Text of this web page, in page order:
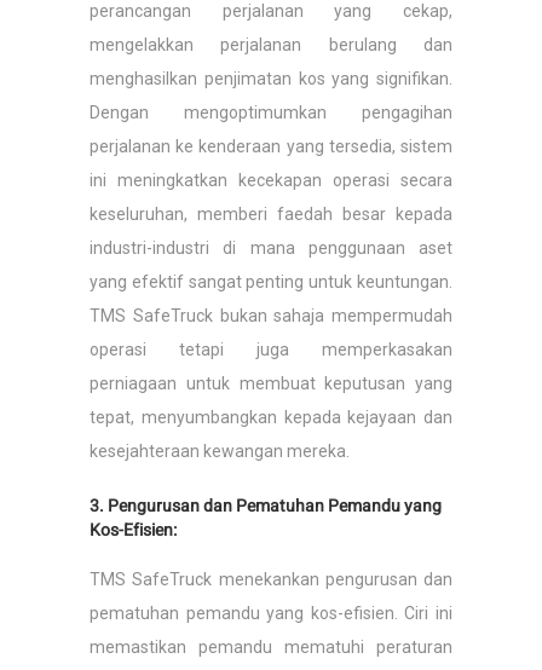
perancangan perjalanan yang cekap,
mengelakkan perjalanan berulang dan
menghasilkan penjimatan kos yang signifikan.
Dengan mengoptimumkan pengagihan
perjalanan ke kenderaan yang tersedia, sistem
ini meningkatkan kecekapan operasi secara
keseluruhan, memberi faedah besar kepada
industri-industri di mana penggunaan aset
yang efektif sangat penting untuk keuntungan.
TMS SafeTruck bukan sahaja mempermudah
operasi tetapi juga memperkasakan
perniagaan untuk membuat keputusan yang
tepat, menyumbangkan kepada kejayaan dan
kesejahteraan kewangan mereka.
3. Pengurusan dan Pematuhan Pemandu yang
Kos-Efisien:
TMS SafeTruck menekankan pengurusan dan
pematuhan pemandu yang kos-efisien. Ciri ini
memastikan pemandu mematuhi peraturan